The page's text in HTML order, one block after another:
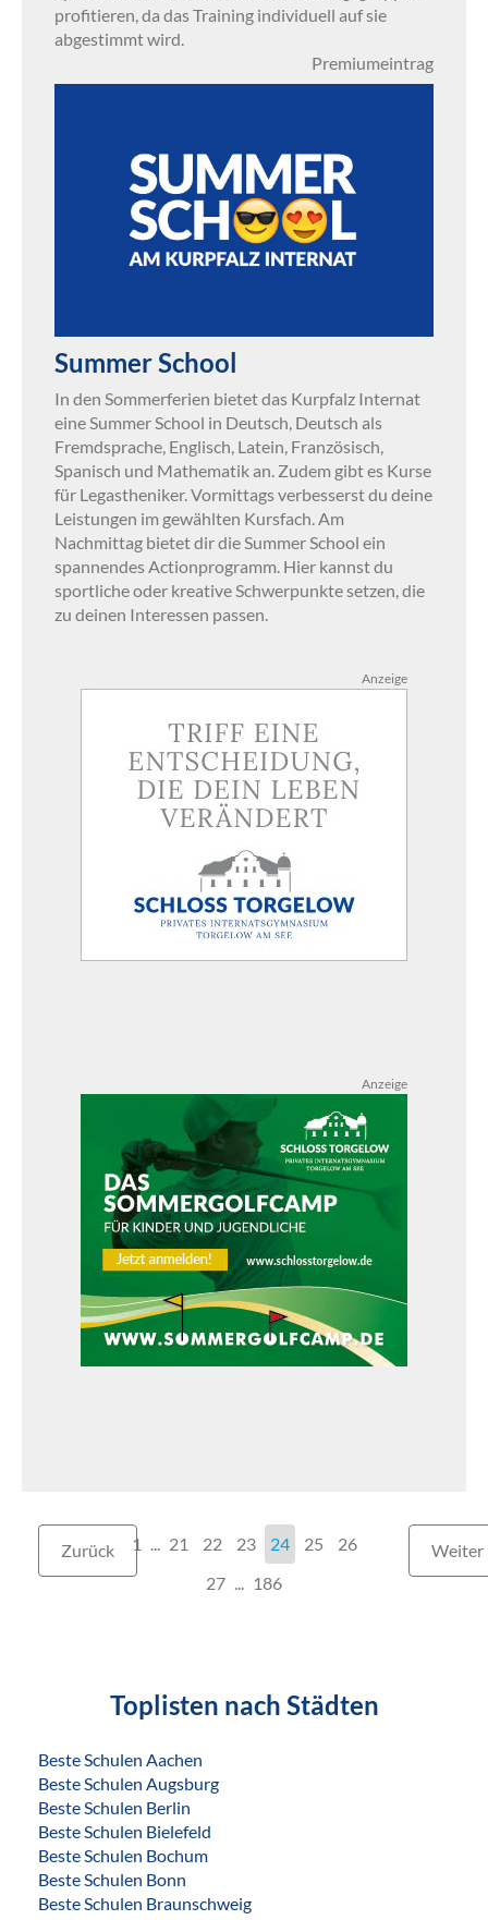
profitieren, da das Training individuell auf sie
abgestimmt wird.
Premiumeintrag
Summer School
In den Sommerferien bietet das Kurpfalz Internat
eine Summer School in Deutsch, Deutsch als
Fremdsprache, Englisch, Latein, Französisch,
Spanisch und Mathematik an. Zudem gibt es Kurse
für Legastheniker. Vormittags verbesserst du deine
Leistungen im gewählten Kursfach. Am
Nachmittag bietet dir die Summer School ein
spannendes Actionprogramm. Hier kannst du
sportliche oder kreative Schwerpunkte setzen, die
zu deinen Interessen passen.
Anzeige
Anzeige
Zurück 1 21 22 23 24 25
26
27
186
Weiter
Toplisten nach Städten
Beste Schulen Aachen
Beste Schulen Augsburg
Beste Schulen Berlin
Beste Schulen Bielefeld
Beste Schulen Bochum
Beste Schulen Bonn
Beste Schulen Braunschweig